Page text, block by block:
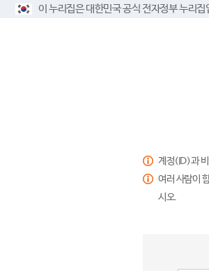
이 누리집은 대한민국 공식 전자정부 누리집
계정(ID)과 비
여러 사람이
시오.